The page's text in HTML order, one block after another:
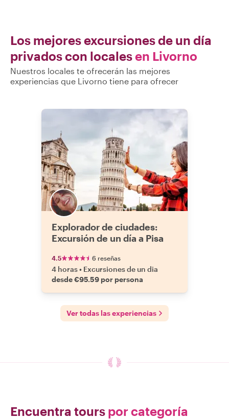
Los mejores excursiones de un día
privados con localesen Livorno
Nuestros locales te ofrecerán las mejores
experiencias que Livorno tiene para ofrecer
Explorador de ciudades:
Excursión de un día a Pisa
4.5 6 reseñas
4 horas• Excursiones de un dia
desde €95.59 por persona
Ver todas las experiencias
Encuentra tours por categoría